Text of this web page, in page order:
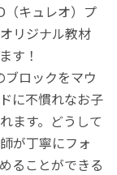
（キュレオ）プ
リジナル教材
す！
ブロックをマウ
に不慣れなお子
ます。どうして
が丁寧にフォ
ることができる